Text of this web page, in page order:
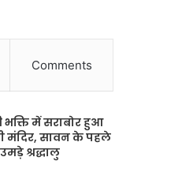
Comments
में सराबोर हुआ
मंदिर, सावन के पहले
श्रद्धालु